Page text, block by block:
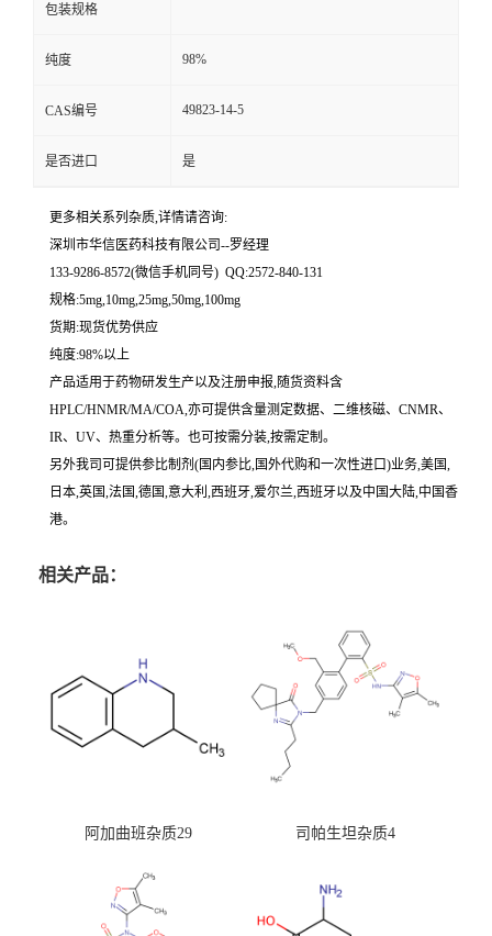
包装规格
纯度 98%
CAS编号 49823-14-5
是否进口 是
更多相关系列杂质,详情请咨询:
深圳市华信医药科技有限公司--罗经理
133-9286-8572(微信手机同号) QQ:2572-840-131
规格:5mg,10mg,25mg,50mg,100mg
货期:现货优势供应
纯度:98%以上
产品适用于药物研发生产以及注册申报,随货资料含
HPLC/HNMR/MA/COA,亦可提供含量测定数据、二维核磁、CNMR、
IR、UV、热重分析等。也可按需分装,按需定制。
另外我司可提供参比制剂(国内参比,国外代购和一次性进口)业务,美国,
日本,英国,法国,德国,意大利,西班牙,爱尔兰,西班牙以及中国大陆,中国香
港。
相关产品：
阿加曲班杂质29 司帕生坦杂质4